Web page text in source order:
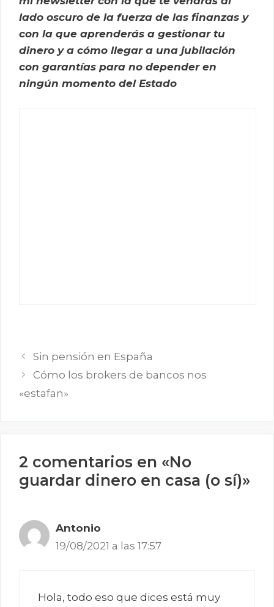
lado oscuro de la fuerza de las finanzas y
con la que aprenderás a gestionar tu
dinero y a cómo llegar a una jubilación
con garantías para no depender en
ningún momento del Estado
Sin pensión en España
Cómo los brokers de bancos nos
«estafan»
2 comentarios en «No
guardar dinero en casa (o sí)»
Antonio
19/08/2021 a las 17:57
Hola, todo eso que dices está muy